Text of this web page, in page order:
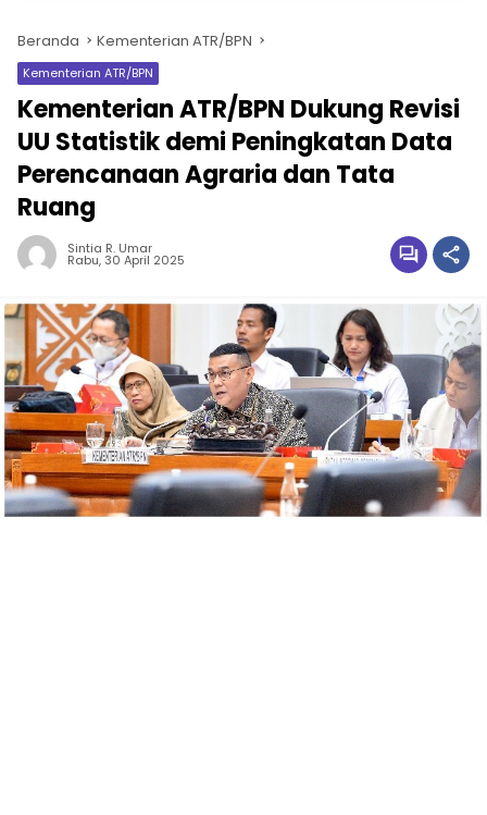
Beranda Kementerian ATR/BPN
Kementerian ATR/BPN
Kementerian ATR/BPN Dukung Revisi
UU Statistik demi Peningkatan Data
Perencanaan Agraria dan Tata
Ruang
Sintia R. Umar
Rabu, 30 April 2025